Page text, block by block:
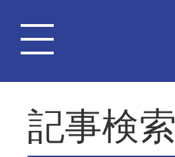
記事検索